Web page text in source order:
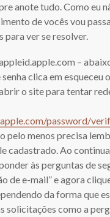
anote tudo. Como eu
de vocês vou
para ver se resolver.
–
clica em esqueceu
o site para tentar
password/
pelo menos precisa
cadastrado. Ao
às perguntas de
de e-mail” e agora
da forma que
solicitações como a